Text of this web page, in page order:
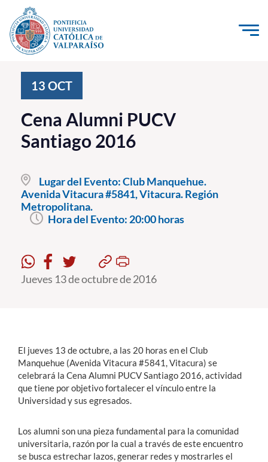
Click acá para ir directamente al contenido
Investigación, Creación e Innovación
PUCV Internacional
Vinculación con el Medio
Admisión
Pregrado
Formación Continua
Funcionarios
Alumni
13 OCT
Cena Alumni PUCV
Santiago 2016
Lugar del Evento:Club Manquehue.
Avenida Vitacura #5841, Vitacura. Región
Metropolitana.
Hora del Evento: 20:00 horas
Jueves 13 de octubre de 2016
El jueves 13 de octubre, a las 20 horas en el Club
Manquehue (Avenida Vitacura #5841, Vitacura) se
celebrará la Cena Alumni PUCV Santiago 2016, actividad
que tiene por objetivo fortalecer el vínculo entre la
Universidad y sus egresados.
Los alumni son una pieza fundamental para la comunidad
universitaria, razón por la cual a través de este encuentro
se busca estrechar lazos, generar redes y mostrarles el